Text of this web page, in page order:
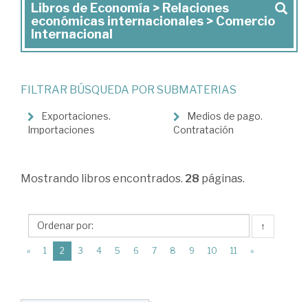
Libros
de
Economía
Relaciones
económicas
internacionales
Comercio
Libros de Economía > Relaciones
económicas internacionales > Comercio
Internacional
FILTRAR BÚSQUEDA POR SUBMATERIAS
Exportaciones.
Importaciones
Medios de pago.
Contratación
Mostrando libros encontrados. 28 páginas.
↑
« 1 2 (current)
3 4 5 6 7 8 9 10 11 »